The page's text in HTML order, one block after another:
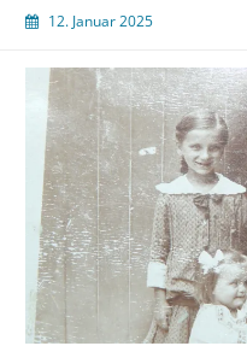
12. Januar 2025